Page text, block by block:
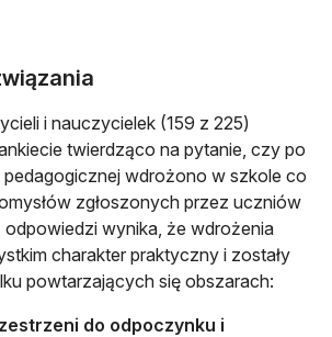
i nauczycielek (159 z 225)
twierdząco na pytanie, czy po
pedagogicznej wdrożono w szkole co
zgłoszonych przez uczniów
wynika, że wdrożenia
charakter praktyczny i zostały
powtarzających się obszarach:
do odpoczynku i